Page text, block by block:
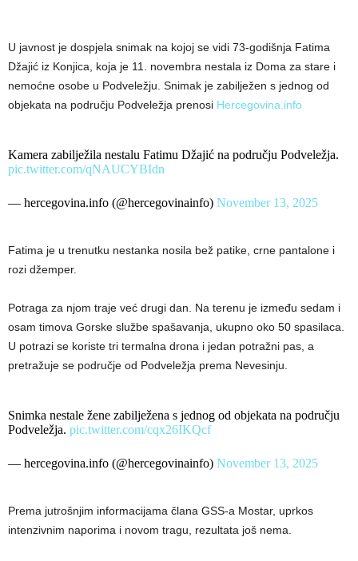
U javnost je dospjela snimak na kojoj se vidi 73-godišnja Fatima
Džajić iz Konjica, koja je 11. novembra nestala iz Doma za stare i
nemoćne osobe u Podveležju. Snimak je zabilježen s jednog od
objekata na području Podveležja prenosi Hercegovina.info
Kamera zabilježila nestalu Fatimu Džajić na području Podveležja.
pic.twitter.com/qNAUCYBIdn
— hercegovina.info (@hercegovinainfo) November 13, 2025
Fatima je u trenutku nestanka nosila bež patike, crne pantalone i
rozi džemper.
Potraga za njom traje već drugi dan. Na terenu je između sedam i
osam timova Gorske službe spašavanja, ukupno oko 50 spasilaca.
U potrazi se koriste tri termalna drona i jedan potražni pas, a
pretražuje se područje od Podveležja prema Nevesinju.
Snimka nestale žene zabilježena s jednog od objekata na području
Podveležja. pic.twitter.com/cqx26IKQcf
— hercegovina.info (@hercegovinainfo) November 13, 2025
Prema jutrošnjim informacijama člana GSS-a Mostar, uprkos
intenzivnim naporima i novom tragu, rezultata još nema.